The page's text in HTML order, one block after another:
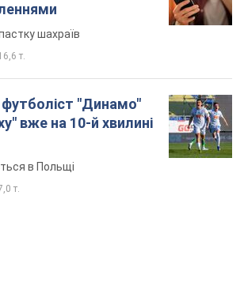
шахраїв
т.
"Динамо"
вже на 10-й хвилині
в Польщі
т.